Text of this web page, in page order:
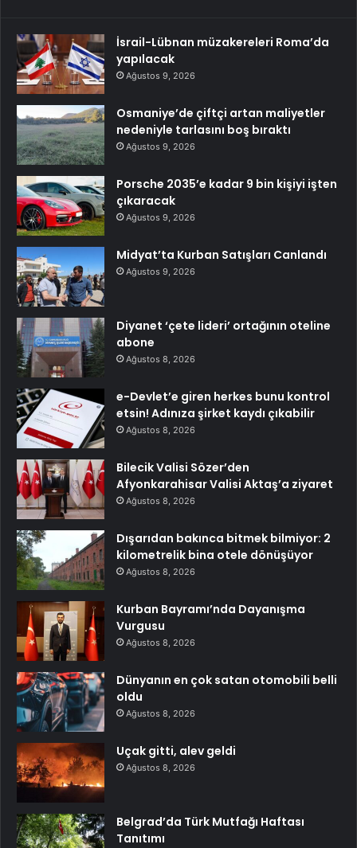
İsrail-Lübnan müzakereleri Roma’da
yapılacak
Ağustos 9, 2026
Osmaniye’de çiftçi artan maliyetler
nedeniyle tarlasını boş bıraktı
Ağustos 9, 2026
Porsche 2035’e kadar 9 bin kişiyi işten
çıkaracak
Ağustos 9, 2026
Midyat’ta Kurban Satışları Canlandı
Ağustos 9, 2026
Diyanet ‘çete lideri’ ortağının oteline
abone
Ağustos 8, 2026
e-Devlet’e giren herkes bunu kontrol
etsin! Adınıza şirket kaydı çıkabilir
Ağustos 8, 2026
Bilecik Valisi Sözer’den
Afyonkarahisar Valisi Aktaş’a ziyaret
Ağustos 8, 2026
Dışarıdan bakınca bitmek bilmiyor: 2
kilometrelik bina otele dönüşüyor
Ağustos 8, 2026
Kurban Bayramı’nda Dayanışma
Vurgusu
Ağustos 8, 2026
Dünyanın en çok satan otomobili belli
oldu
Ağustos 8, 2026
Uçak gitti, alev geldi
Ağustos 8, 2026
Belgrad’da Türk Mutfağı Haftası
Tanıtımı